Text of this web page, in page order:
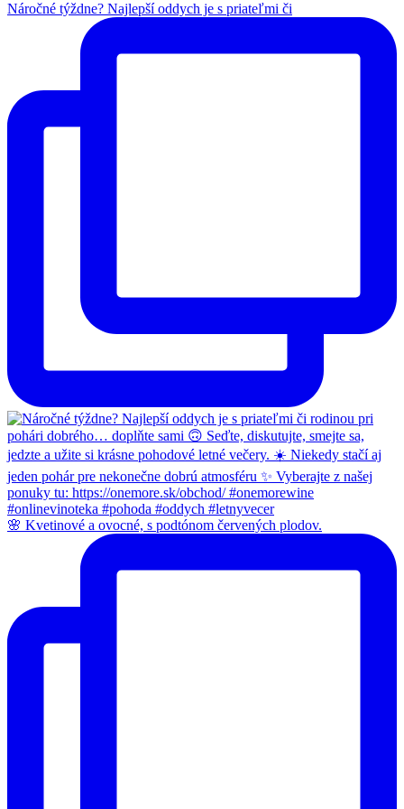
Náročné týždne? Najlepší oddych je s priateľmi či
🌸 Kvetinové a ovocné, s podtónom červených plodov.